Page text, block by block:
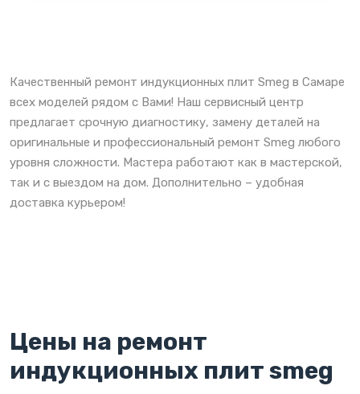
Качественный ремонт индукционных плит Smeg в Самаре
всех моделей рядом с Вами! Наш сервисный центр
предлагает срочную диагностику, замену деталей на
оригинальные и профессиональный ремонт Smeg любого
уровня сложности. Мастера работают как в мастерской,
так и с выездом на дом. Дополнительно – удобная
доставка курьером!
Цены на ремонт
индукционных плит smeg